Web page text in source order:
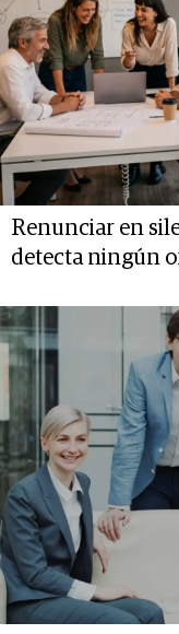
Renunciar en
detecta ningún